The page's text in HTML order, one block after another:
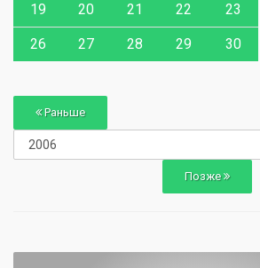
19 20 21 22 23
26 27 28 29 30
Раньше
Позже